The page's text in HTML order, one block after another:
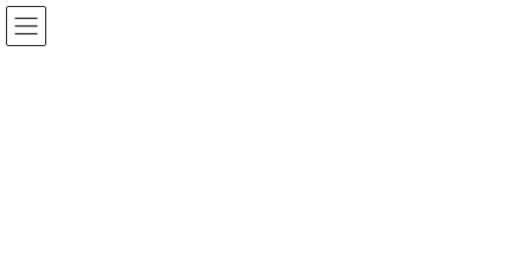
コ
ン
ナ
ビ